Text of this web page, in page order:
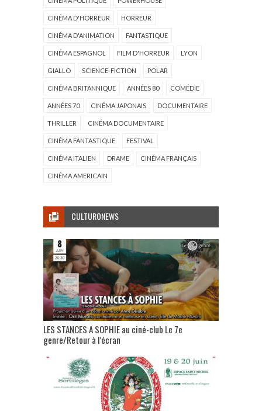
CINÉMA D'HORREUR HORREUR
CINÉMA D'ANIMATION FANTASTIQUE
CINÉMA ESPAGNOL FILM D'HORREUR LYON
GIALLO SCIENCE-FICTION POLAR
CINÉMA BRITANNIQUE ANNÉES 80 COMÉDIE
ANNÉES 70 CINÉMA JAPONAIS DOCUMENTAIRE
THRILLER CINÉMA DOCUMENTAIRE
CINÉMA FANTASTIQUE FESTIVAL
CINÉMA ITALIEN DRAME CINÉMA FRANÇAIS
CINÉMA AMERICAIN
CULTURONEWS
LES STANCES A SOPHIE au ciné-club Le 7e
genre/Retour à l’écran